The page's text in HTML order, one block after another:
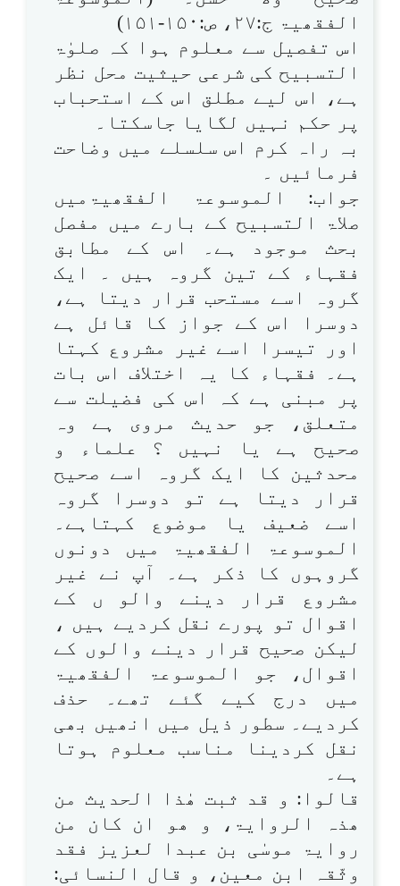
الفقھیۃ ج:۲۷، ص:۱۵۰-۱۵۱)
اس تفصیل سے معلوم ہوا کہ صلوٰۃ
التسبیح کی شرعی حیثیت محل نظر
ہے، اس لیے مطلق اس کے استحباب
پر حکم نہیں لگایا جاسکتا۔
بہ راہ کرم اس سلسلے میں وضاحت
فرمائیں ۔
جواب: الموسوعۃ الفقھیۃمیں
صلاۃ التسبیح کے بارے میں مفصل
بحث موجود ہے۔ اس کے مطابق
فقہاء کے تین گروہ ہیں ۔ ایک
گروہ اسے مستحب قرار دیتا ہے،
دوسرا اس کے جواز کا قائل ہے
اور تیسرا اسے غیر مشروع کہتا
ہے۔ فقہاء کا یہ اختلاف اس بات
پر مبنی ہے کہ اس کی فضیلت سے
متعلق، جو حدیث مروی ہے وہ
صحیح ہے یا نہیں ؟ علماء و
محدثین کا ایک گروہ اسے صحیح
قرار دیتا ہے تو دوسرا گروہ
اسے ضعیف یا موضوع کہتاہے۔
الموسوعۃ الفقھیۃ میں دونوں
گروہوں کا ذکر ہے۔ آپ نے غیر
مشروع قرار دینے والو ں کے
اقوال تو پورے نقل کردیے ہیں ،
لیکن صحیح قرار دینے والوں کے
اقوال، جو الموسوعۃ الفقھیۃ
میں درج کیے گئے تھے۔ حذف
کردیے۔ سطور ذیل میں انھیں بھی
نقل کردینا مناسب معلوم ہوتا
ہے۔
قالوا: و قد ثبت ھٰذا الحدیث من
ھذہ الروایۃ، و ھو ان کان من
روایۃ موسٰی بن عبدا لعزیز فقد
وثّقہ ابن معین، و قال النسائی: